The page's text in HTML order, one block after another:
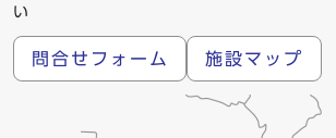
い
問合せフォーム 施設マップ